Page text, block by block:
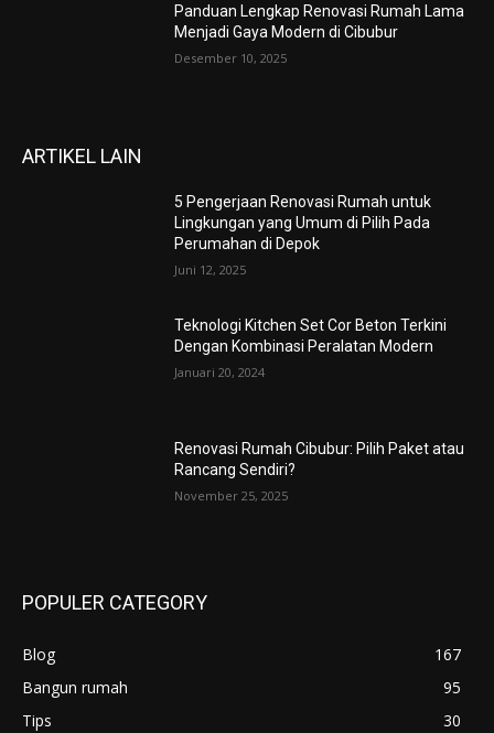
Panduan Lengkap Renovasi Rumah Lama
Menjadi Gaya Modern di Cibubur
Desember 10, 2025
ARTIKEL LAIN
5 Pengerjaan Renovasi Rumah untuk
Lingkungan yang Umum di Pilih Pada
Perumahan di Depok
Juni 12, 2025
Teknologi Kitchen Set Cor Beton Terkini
Dengan Kombinasi Peralatan Modern
Januari 20, 2024
Renovasi Rumah Cibubur: Pilih Paket atau
Rancang Sendiri?
November 25, 2025
POPULER CATEGORY
Blog
167
Bangun rumah
95
Tips
30